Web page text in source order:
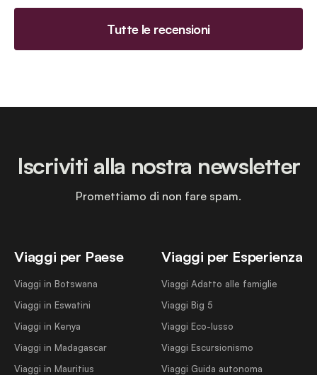
Tutte le recensioni
Viaggi per Paese
Viaggi in Botswana
Viaggi in Eswatini
Viaggi in Kenya
Viaggi in Madagascar
Viaggi in Mauritius
Viaggi per Esperienza
Viaggi Adatto alle famiglie
Viaggi Big 5
Viaggi Eco-lusso
Viaggi Escursionismo
Viaggi Guida autonoma
Iscriviti alla nostra newsletter
Promettiamo di non fare spam.